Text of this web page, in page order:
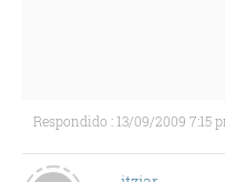
Respondido : 13/09/2009 7:15